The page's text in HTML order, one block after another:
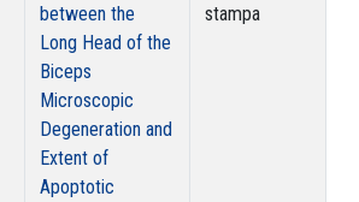
between the
Long Head of the
Biceps
Microscopic
Degeneration and
Extent of
Apoptotic
stampa